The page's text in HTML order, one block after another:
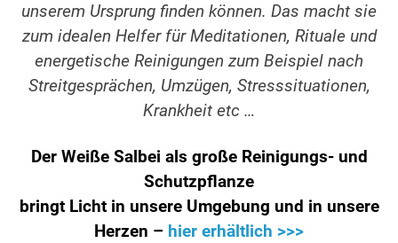
unserem Ursprung finden können. Das macht sie
zum idealen Helfer für Meditationen, Rituale und
energetische Reinigungen zum Beispiel nach
Streitgesprächen, Umzügen, Stresssituationen,
Krankheit etc …
Der Weiße Salbei als große Reinigungs- und
Schutzpflanze
bringt Licht in unsere Umgebung und in unsere
Herzen – hier erhältlich >>>